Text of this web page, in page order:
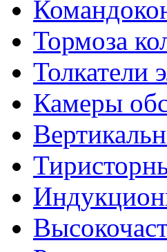
Тормоза
Толкатели
Камеры